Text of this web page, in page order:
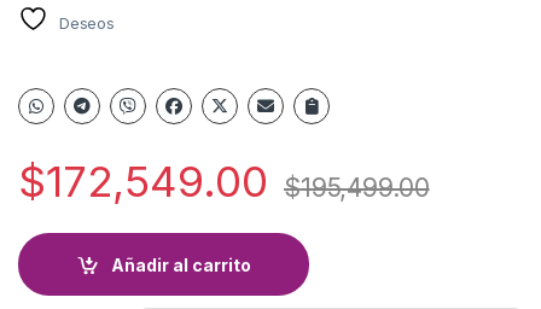
Deseos
$172,549.00 $195,499.00
Añadir al carrito